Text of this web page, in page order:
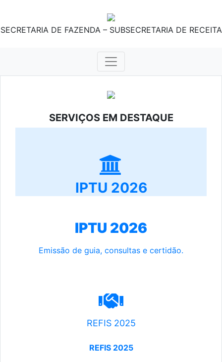
SECRETARIA DE FAZENDA – SUBSECRETARIA DE RECEITA
SERVIÇOS EM DESTAQUE
IPTU 2026
IPTU 2026
Emissão de guia, consultas e certidão.
REFIS 2025
REFIS 2025